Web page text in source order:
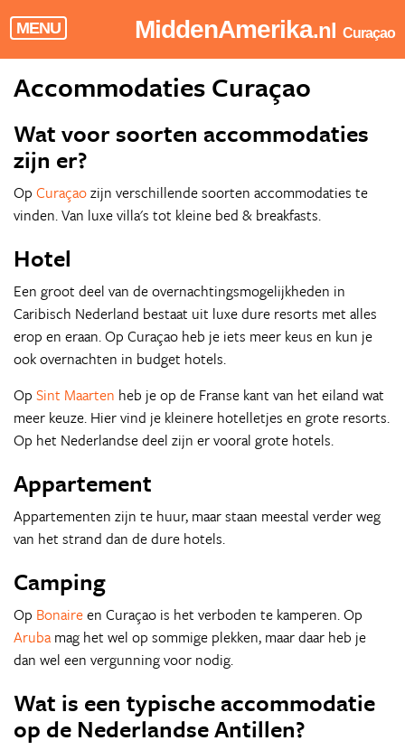
MENU MiddenAmerika.nl Curaçao
Accommodaties Curaçao
Wat voor soorten accommodaties
zijn er?
Op Curaçaozijn verschillende soorten accommodaties te
vinden. Van luxe villa's tot kleine bed & breakfasts.
Hotel
Een groot deel van de overnachtingsmogelijkheden in
Caribisch Nederland bestaat uit luxe dure resorts met alles
erop en eraan. Op Curaçao heb je iets meer keus en kun je
ook overnachten in budget hotels.
Op Sint Maarten heb je op de Franse kant van het eiland wat
meer keuze. Hier vind je kleinere hotelletjes en grote resorts.
Op het Nederlandse deel zijn er vooral grote hotels.
Appartement
Appartementen zijn te huur, maar staan meestal verder weg
van het strand dan de dure hotels.
Camping
Op Bonaireen Curaçao is het verboden te kamperen. Op
Aruba mag het wel op sommige plekken, maar daar heb je
dan wel een vergunning voor nodig.
Wat is een typische accommodatie
op de Nederlandse Antillen?